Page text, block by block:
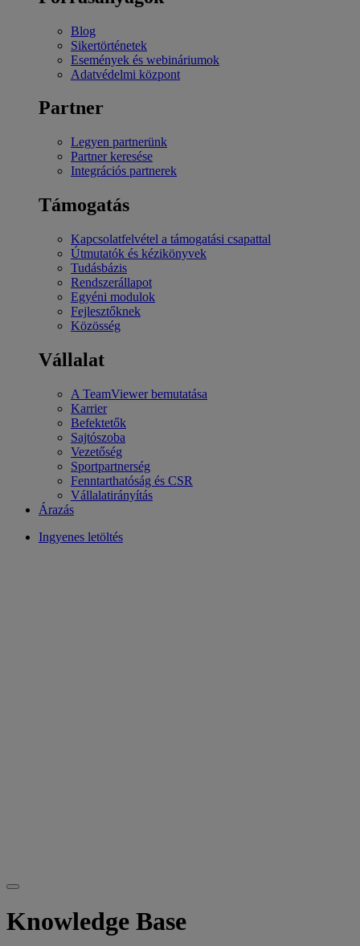
Blog
Sikertörténetek
Események és webináriumok
Adatvédelmi központ
Partner
Legyen partnerünk
Partner keresése
Integrációs partnerek
Támogatás
Kapcsolatfelvétel a támogatási csapattal
Útmutatók és kézikönyvek
Tudásbázis
Rendszerállapot
Egyéni modulok
Fejlesztőknek
Közösség
Vállalat
A TeamViewer bemutatása
Karrier
Befektetők
Sajtószoba
Vezetőség
Sportpartnerség
Fenntarthatóság és CSR
Vállalatirányítás
Árazás
Ingyenes letöltés
Knowledge Base